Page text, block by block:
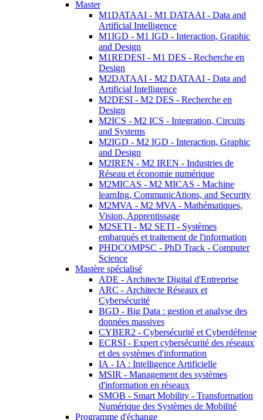
Master
M1DATAAI - M1 DATAAI - Data and
Artificial Intelligence
M1IGD - M1 IGD - Interaction, Graphic
and Design
M1REDESI - M1 DES - Recherche en
Design
M2DATAAI - M2 DATAAI - Data and
Artificial Intelligence
M2DESI - M2 DES - Recherche en
Design
M2ICS - M2 ICS - Integration, Circuits
and Systems
M2IGD - M2 IGD - Interaction, Graphic
and Design
M2IREN - M2 IREN - Industries de
Réseau et économie numérique
M2MICAS - M2 MICAS - Machine
learnIng, CommunicAtions, and Security
M2MVA - M2 MVA - Mathématiques,
Vision, Apprentissage
M2SETI - M2 SETI - Systèmes
embarqués et traitement de l'information
PHDCOMPSC - PhD Track - Computer
Science
Mastère spécialisé
ADE - Architecte Digital d'Entreprise
ARC - Architecte Réseaux et
Cybersécurité
BGD - Big Data : gestion et analyse des
données massives
CYBER2 - Cybersécurité et Cyberdéfense
ECRSI - Expert cybersécurité des réseaux
et des systèmes d'information
IA - IA : Intelligence Artificielle
MSIR - Management des systèmes
d'information en réseaux
SMOB - Smart Mobility - Transformation
Numérique des Systèmes de Mobilité
Programme d'échange